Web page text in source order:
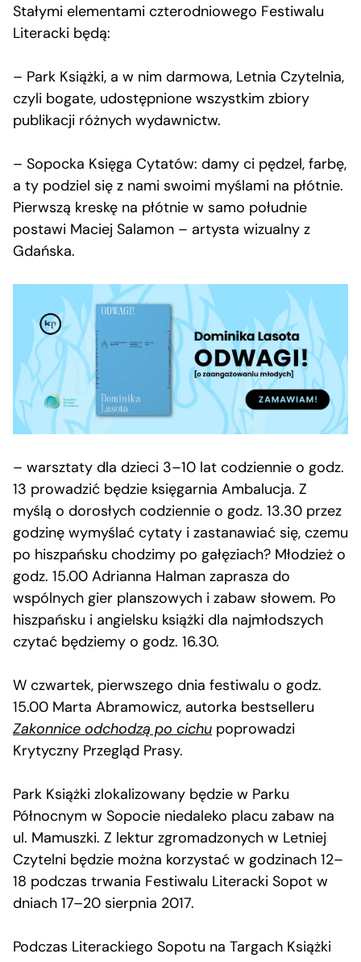
Stałymi elementami czterodniowego Festiwalu
Literacki będą:
– Park Książki, a w nim darmowa, Letnia Czytelnia,
czyli bogate, udostępnione wszystkim zbiory
publikacji różnych wydawnictw.
– Sopocka Księga Cytatów: damy ci pędzel, farbę,
a ty podziel się z nami swoimi myślami na płótnie.
Pierwszą kreskę na płótnie w samo południe
postawi Maciej Salamon – artysta wizualny z
Gdańska.
– warsztaty dla dzieci 3–10 lat codziennie o godz.
13 prowadzić będzie księgarnia Ambalucja. Z
myślą o dorosłych codziennie o godz. 13.30 przez
godzinę wymyślać cytaty i zastanawiać się, czemu
po hiszpańsku chodzimy po gałęziach? Młodzież o
godz. 15.00 Adrianna Halman zaprasza do
wspólnych gier planszowych i zabaw słowem. Po
hiszpańsku i angielsku książki dla najmłodszych
czytać będziemy o godz. 16.30.
W czwartek, pierwszego dnia festiwalu o godz.
15.00 Marta Abramowicz, autorka bestselleru
Zakonnice odchodzą po cichu poprowadzi
Krytyczny Przegląd Prasy.
Park Książki zlokalizowany będzie w Parku
Północnym w Sopocie niedaleko placu zabaw na
ul. Mamuszki. Z lektur zgromadzonych w Letniej
Czytelni będzie można korzystać w godzinach 12–
18 podczas trwania Festiwalu Literacki Sopot w
dniach 17–20 sierpnia 2017.
Podczas Literackiego Sopotu na Targach Książki